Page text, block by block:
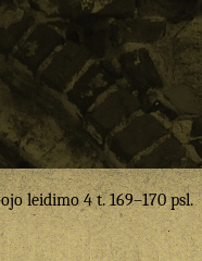
ojo leidimo 4 t. 169–170 psl.